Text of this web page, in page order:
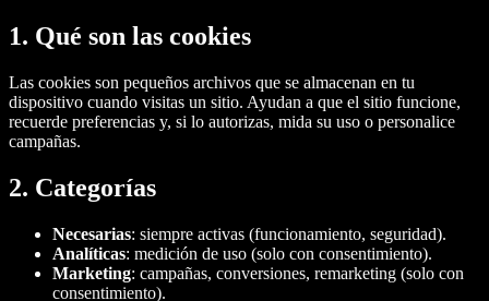
1. Qué son las cookies
Las cookies son pequeños archivos que se almacenan en tu
dispositivo cuando visitas un sitio. Ayudan a que el sitio funcione,
recuerde preferencias y, si lo autorizas, mida su uso o personalice
campañas.
2. Categorías
Necesarias: siempre activas (funcionamiento, seguridad).
Analíticas: medición de uso (solo con consentimiento).
Marketing: campañas, conversiones, remarketing (solo con
consentimiento).